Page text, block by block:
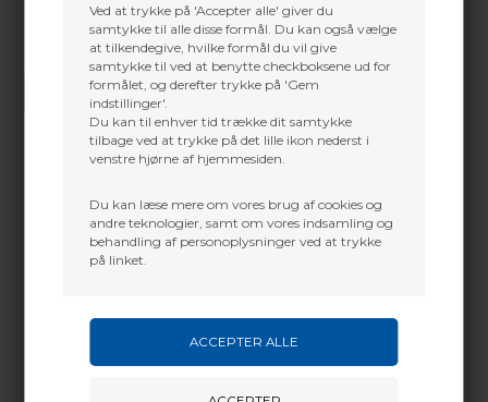
Ved at trykke på 'Accepter alle' giver du
samtykke til alle disse formål. Du kan også vælge
at tilkendegive, hvilke formål du vil give
samtykke til ved at benytte checkboksene ud for
formålet, og derefter trykke på 'Gem
indstillinger'.
Du kan til enhver tid trække dit samtykke
tilbage ved at trykke på det lille ikon nederst i
venstre hjørne af hjemmesiden.
Du kan læse mere om vores brug af cookies og
andre teknologier, samt om vores indsamling og
behandling af personoplysninger ved at trykke
på linket.
Martin Damsbo
Sjælland
+45 2751 3356
Vi gør vores bedste for at besvare alle henvendelser indenfor 24 timer.
SEND SPØRGSMÅL
Mere info
Indsatse der passer til Carbon express CXL skafter
Dette passer godt sammen.